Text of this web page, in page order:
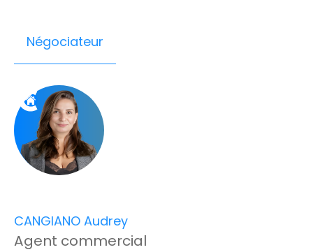
Négociateur
CANGIANO Audrey
Agent commercial